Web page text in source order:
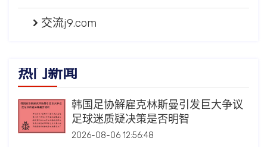
交流j9.com
热门新闻
韩国足协解雇克林斯曼引发巨大争议
足球迷质疑决策是否明智
2026-08-06 12:56:48